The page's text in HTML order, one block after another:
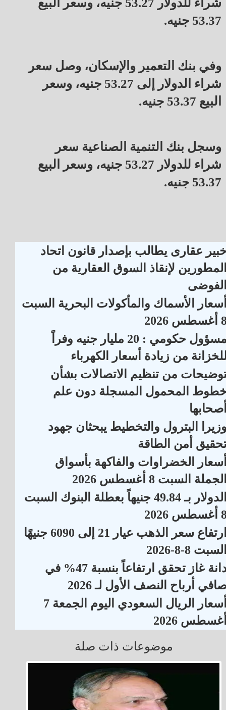
شراء للدولار 53.27 جنيه، وسعر البيع
53.37 جنيه.
وفي بنك التعمير والإسكان، وصل سعر
شراء الدولار إلى 53.27 جنيه، وسعر
البيع 53.37 جنيه.
وسجل بنك التنمية الصناعية سعر
شراء للدولار 53.27 جنيه، وسعر البيع
53.37 جنيه.
عقارى يطالب بإصدار قانون اتحاد
لإنقاذ السوق العقارية من
الأسماك والمأكولات البحرية السبت
2026
مسؤول حكومي : 20 مليار جنيه وفراً
من زيادة أسعار الكهرباء
من تنظيم الاتصالات بشأن
المحمول المسجلة دون علم
البترول والتخطيط يبحثان جهود
أمن الطاقة
الخضراوات والفاكهة بأسواق
السبت 8 أغسطس 2026
الدولار بـ 49.84 جنيهاً بعطلة البنوك السبت
2026
ارتفاع سعر الذهب عيار 21 إلى 6090 جنيهًا
8-8-2026
دانة غاز تحقق ارتفاعاً بنسبة 47% في
أرباح النصف الأول لـ 2026
أسعار الريال السعودي اليوم الجمعة 7
2026
موضوعات ذات صلة